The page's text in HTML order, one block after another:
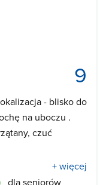
9
- blisko do
na uboczu .
czuć
+ więcej
dla seniorów